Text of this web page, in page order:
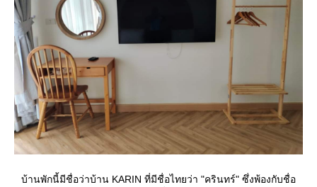
บ้านพักนี้มีชื่อว่าบ้าน KARIN ที่มีชื่อไทยว่า "ครินทร์" ซึ่งพ้องกับชื่อ